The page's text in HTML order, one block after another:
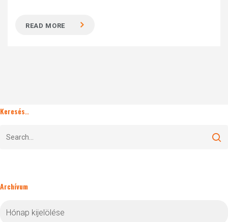
READ MORE
Keresés..
Archívum